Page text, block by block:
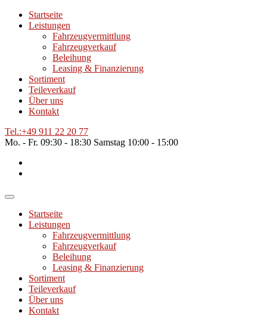
Startseite
Leistungen
Fahrzeugvermittlung
Fahrzeugverkauf
Beleihung
Leasing & Finanzierung
Sortiment
Teileverkauf
Über uns
Kontakt
Tel.:+49 911 22 20 77
Mo. - Fr. 09:30 - 18:30 Samstag 10:00 - 15:00
Startseite
Leistungen
Fahrzeugvermittlung
Fahrzeugverkauf
Beleihung
Leasing & Finanzierung
Sortiment
Teileverkauf
Über uns
Kontakt